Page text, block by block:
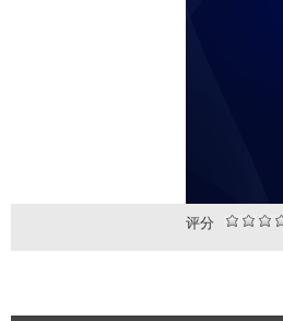
评分